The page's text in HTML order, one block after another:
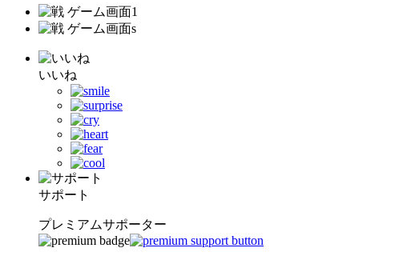
いいね
サポート
プレミアムサポーター